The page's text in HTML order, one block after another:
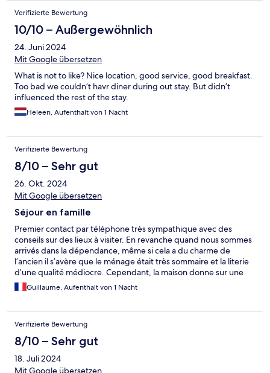
Verifizierte Bewertung
10/10 – Außergewöhnlich
24. Juni 2024
Mit Google übersetzen
What is not to like? Nice location, good service, good breakfast.
Too bad we couldn’t havr diner during out stay. But didn’t
influenced the rest of the stay.
Heleen, Aufenthalt von 1 Nacht
Verifizierte Bewertung
8/10 – Sehr gut
26. Okt. 2024
Mit Google übersetzen
Séjour en famille
Premier contact par téléphone très sympathique avec des
conseils sur des lieux à visiter. En revanche quand nous sommes
arrivés dans la dépendance, même si cela a du charme de
l’ancien il s’avère que le ménage était très sommaire et la literie
d’une qualité médiocre. Cependant, la maison donne sur une
court et terrasse agréable.
Guillaume, Aufenthalt von 1 Nacht
Verifizierte Bewertung
8/10 – Sehr gut
18. Juli 2024
Mit Google übersetzen